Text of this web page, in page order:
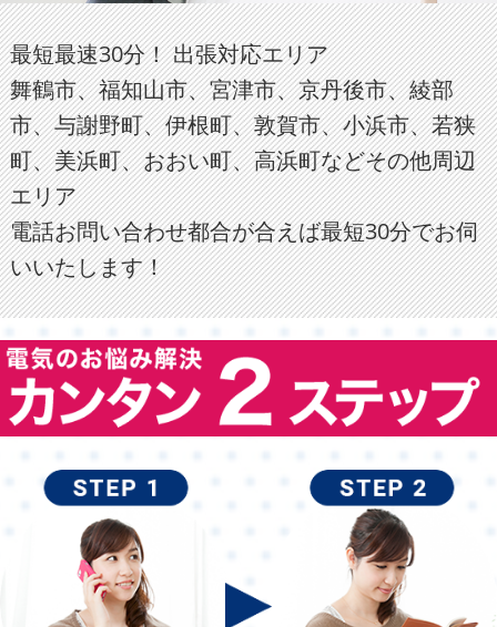
最短最速30分！ 出張対応エリア
舞鶴市、福知山市、宮津市、京丹後市、綾部
市、与謝野町、伊根町、敦賀市、小浜市、若狭
町、美浜町、おおい町、高浜町などその他周辺
エリア
電話お問い合わせ都合が合えば最短30分でお伺
いいたします！